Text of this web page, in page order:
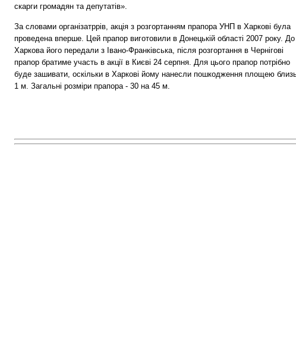
скарги громадян та депутатів».
За словами організатррів, акція з розгортанням прапора УНП в Харкові була
проведена вперше. Цей прапор виготовили в Донецькій області 2007 року. До
Харкова його передали з Івано-Франківська, після розгортання в Чернігові
прапор братиме участь в акції в Києві 24 серпня. Для цього прапор потрібно
буде зашивати, оскільки в Харкові йому нанесли пошкодження площею
1 м. Загальні розміри прапора - 30 на 45 м.